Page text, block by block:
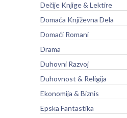
Dečije Knjige & Lektire
Domaća Književna Dela
Domaći Romani
Drama
Duhovni Razvoj
Duhovnost & Religija
Ekonomija & Biznis
Epska Fantastika